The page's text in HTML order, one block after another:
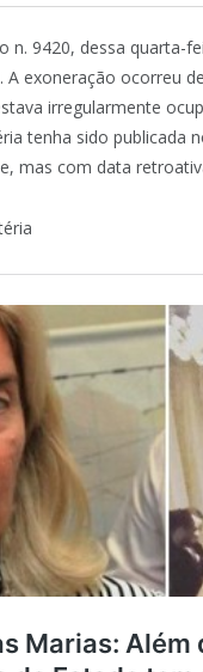
n. 9420, dessa quarta-
A exoneração ocorreu
irregularmente
tenha sido publicada
mas com data